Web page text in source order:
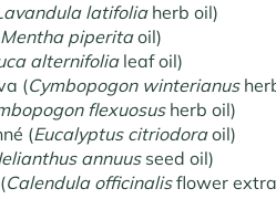
latifoliaherb oil)
Mentha piperitaoil)
alternifolialeaf oil)
(Cymbopogon winterianus
flexuosusherb oil)
(Eucalyptus citriodoraoil)
annuusseed oil)
(Calendula officinalisflower